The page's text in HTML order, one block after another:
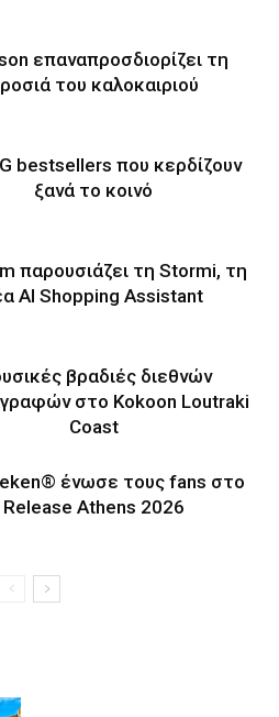
επαναπροσδιορίζει τη
του καλοκαιριού
bestsellers που κερδίζουν
ξανά το κοινό
παρουσιάζει τη Stormi, τη
AI Shopping Assistant
βραδιές διεθνών
στο Kokoon Loutraki
Coast
ένωσε τους fans στο
Release Athens 2026